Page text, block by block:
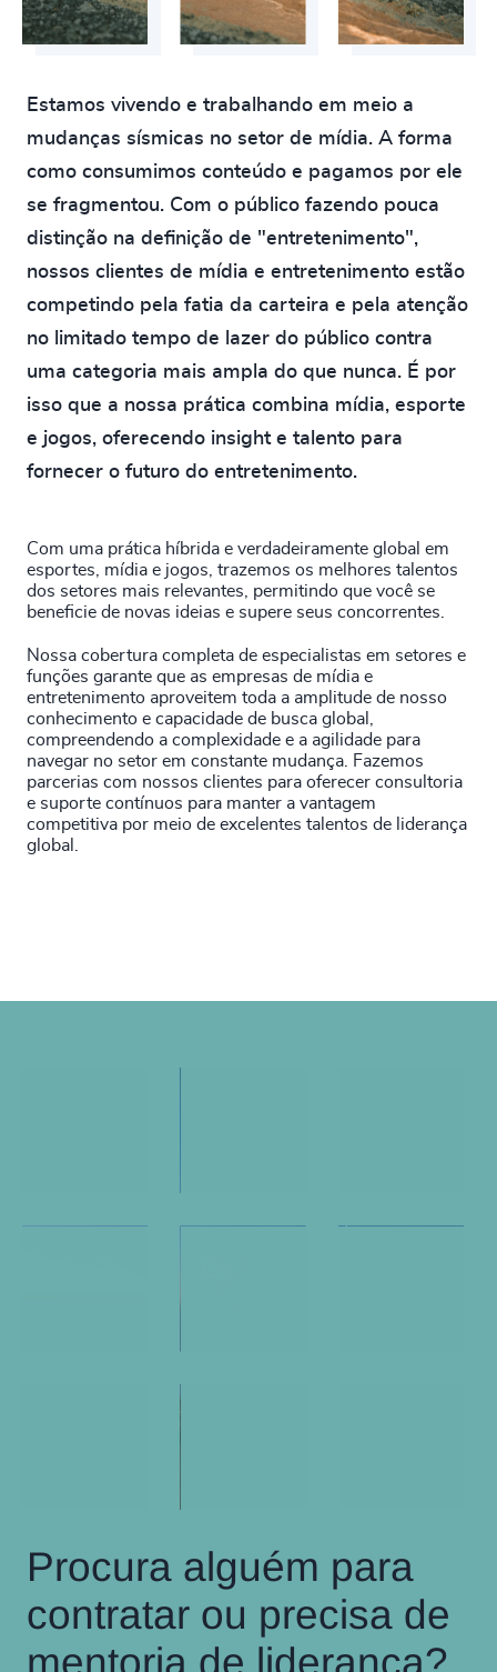
Estamos vivendo e trabalhando em meio a
mudanças sísmicas no setor de mídia. A forma
como consumimos conteúdo e pagamos por ele
se fragmentou. Com o público fazendo pouca
distinção na definição de "entretenimento",
nossos clientes de mídia e entretenimento estão
competindo pela fatia da carteira e pela atenção
no limitado tempo de lazer do público contra
uma categoria mais ampla do que nunca. É por
isso que a nossa prática combina mídia, esporte
e jogos, oferecendo insight e talento para
fornecer o futuro do entretenimento.
Com uma prática híbrida e verdadeiramente global em
esportes, mídia e jogos, trazemos os melhores talentos
dos setores mais relevantes, permitindo que você se
beneficie de novas ideias e supere seus concorrentes.
Nossa cobertura completa de especialistas em setores e
funções garante que as empresas de mídia e
entretenimento aproveitem toda a amplitude de nosso
conhecimento e capacidade de busca global,
compreendendo a complexidade e a agilidade para
navegar no setor em constante mudança. Fazemos
parcerias com nossos clientes para oferecer consultoria
e suporte contínuos para manter a vantagem
competitiva por meio de excelentes talentos de liderança
global.
Procura alguém para
contratar ou precisa de
mentoria de liderança?